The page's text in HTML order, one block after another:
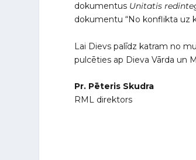
dokumentus Unitatis
dokumentu “No konflikta uz
Lai Dievs palīdz katram no
pulcēties ap Dieva Vārda un
Pr. Pēteris Skudra
RML direktors